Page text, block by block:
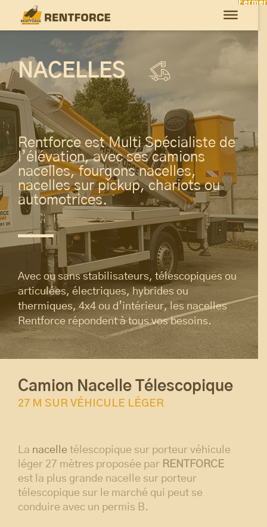
NACELLES
Rentforce est Multi Spécialiste de
l’élévation, avec ses camions
nacelles, fourgons nacelles,
nacelles sur pickup, chariots ou
automotrices.
Avec ou sans stabilisateurs, télescopiques ou
articulées, électriques, hybrides ou
thermiques, 4x4 ou d’intérieur, les nacelles
Rentforce répondent à tous vos besoins.
Camion Nacelle Télescopique
27 M SUR VÉHICULE LÉGER
La nacelle télescopique sur porteur véhicule
léger 27 mètres proposée par RENTFORCE
est la plus grande nacelle sur porteur
télescopique sur le marché qui peut se
conduire avec un permis B.
Fermer